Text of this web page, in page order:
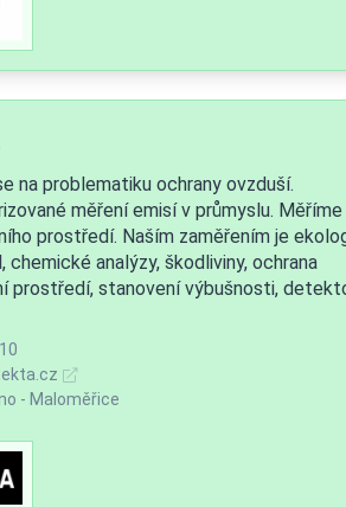
na problematiku ochrany ovzduší.
měření emisí v průmyslu. Měříme
prostředí. Naším zaměřením je
chemické analýzy, škodliviny, ochrana
prostředí, stanovení výbušnosti,
- Maloměřice